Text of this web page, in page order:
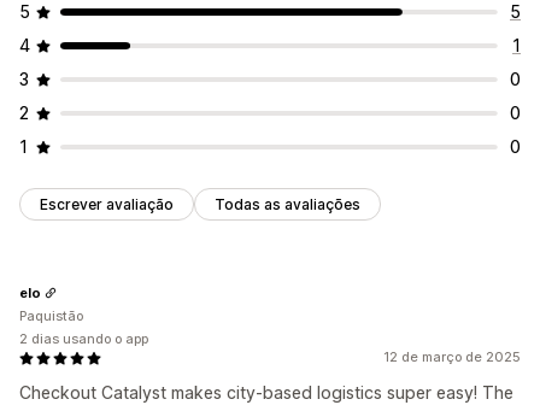
5
5
4
1
3
0
2
0
1
0
Escrever avaliação Todas as avaliações
12 de março de 2025
Checkout Catalyst makes city-based logistics super easy! The
elo
Paquistão
2 dias usando o app